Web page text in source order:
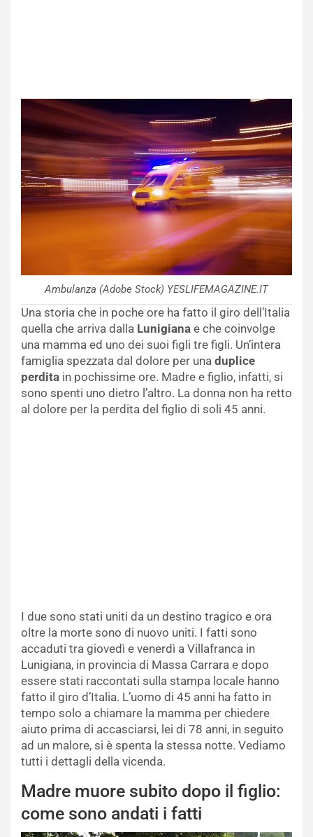
Ambulanza (Adobe Stock) YESLIFEMAGAZINE.IT
Una storia che in poche ore ha fatto il giro dell’Italia
quella che arriva dalla Lunigiana e che coinvolge
una mamma ed uno dei suoi figli tre figli. Un’intera
famiglia spezzata dal dolore per una duplice
perdita in pochissime ore. Madre e figlio, infatti, si
sono spenti uno dietro l’altro. La donna non ha retto
al dolore per la perdita del figlio di soli 45 anni.
I due sono stati uniti da un destino tragico e ora
oltre la morte sono di nuovo uniti. I fatti sono
accaduti tra giovedì e venerdì a Villafranca in
Lunigiana, in provincia di Massa Carrara e dopo
essere stati raccontati sulla stampa locale hanno
fatto il giro d’Italia. L’uomo di 45 anni ha fatto in
tempo solo a chiamare la mamma per chiedere
aiuto prima di accasciarsi, lei di 78 anni, in seguito
ad un malore, si è spenta la stessa notte. Vediamo
tutti i dettagli della vicenda.
Madre muore subito dopo il figlio:
come sono andati i fatti